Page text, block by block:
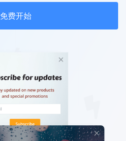
免费开始